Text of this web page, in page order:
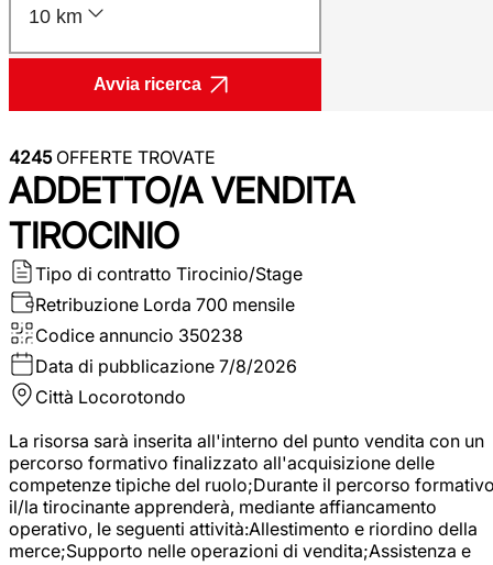
10 km
Avvia ricerca
4245OFFERTE TROVATE
ADDETTO/A VENDITA
TIROCINIO
Tipo di contratto Tirocinio/Stage
Retribuzione Lorda 700 mensile
Codice annuncio 350238
Data di pubblicazione 7/8/2026
Città Locorotondo
La risorsa sarà inserita all'interno del punto vendita con un
percorso formativo finalizzato all'acquisizione delle
competenze tipiche del ruolo;Durante il percorso
il/la tirocinante apprenderà, mediante affiancamento
operativo, le seguenti attività:Allestimento e riordino della
merce;Supporto nelle operazioni di vendita;Assistenza e